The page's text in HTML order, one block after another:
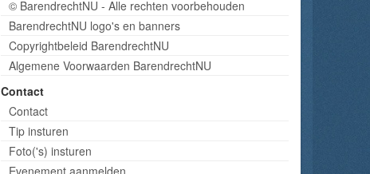
© BarendrechtNU - Alle rechten voorbehouden
BarendrechtNU logo's en banners
Copyrightbeleid BarendrechtNU
Algemene Voorwaarden BarendrechtNU
Contact
Contact
Tip insturen
Foto('s) insturen